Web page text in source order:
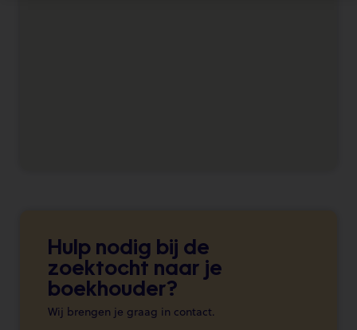
Hulp nodig bij de
zoektocht naar je
boekhouder?
Wij brengen je graag in contact.